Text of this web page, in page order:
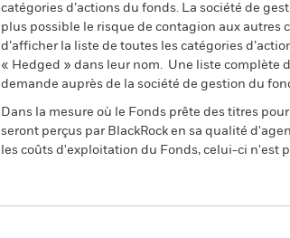
catégories d’actions du fonds. La société de
plus possible le risque de contagion aux autres
d’afficher la liste de toutes les catégories
« Hedged » dans leur nom. Une liste complète
demande auprès de la société de gestion du
Dans la mesure où le Fonds prête des titres
seront perçus par BlackRock en sa qualité
les coûts d'exploitation du Fonds, celui-ci n'est